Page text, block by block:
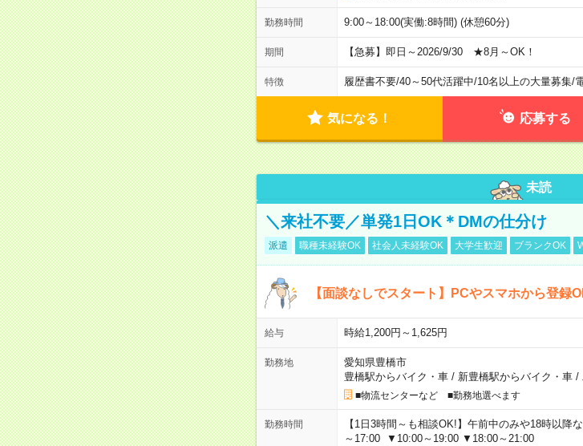
勤務時間 9:00～18:00(実働:8時間) (休憩60分)
期間 【急募】即日～2026/9/30 ★8月～OK！
特徴 履歴書不要/40～50代活躍中/10名以上の大量募集/
気になる！ 応募する
未読
＼来社不要／単発1日OK＊DMの仕分け
派遣 職種未経験OK 社会人未経験OK 大学生歓迎 ブランクOK
【面談なしでスタート】PCやスマホから登録
給与 時給1,200円～1,625円
勤務地
愛知県豊橋市
豊橋駅からバイク・車/ 新豊橋駅からバイク・車/
■物流センターなど ■勤務地選べます
勤務時間
【1日3時間～も相談OK!】午前中のみや18時以
～17:00 ▼10:00～19:00 ▼18:00～21:00